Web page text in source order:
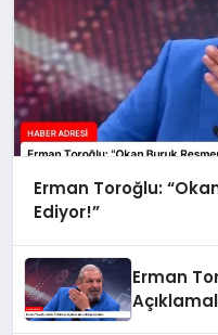
Erman Toroğlu:
Ediyor!”
Erman